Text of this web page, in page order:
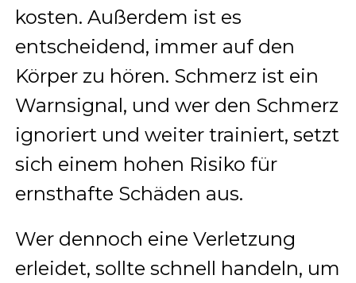
kosten. Außerdem ist es
entscheidend, immer auf den
Körper zu hören. Schmerz ist ein
Warnsignal, und wer den Schmerz
ignoriert und weiter trainiert, setzt
sich einem hohen Risiko für
ernsthafte Schäden aus.
Wer dennoch eine Verletzung
erleidet, sollte schnell handeln, um